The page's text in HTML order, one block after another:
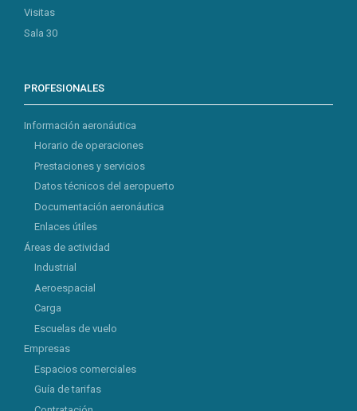
Visitas
Sala 30
PROFESIONALES
Información aeronáutica
Horario de operaciones
Prestaciones y servicios
Datos técnicos del aeropuerto
Documentación aeronáutica
Enlaces útiles
Áreas de actividad
Industrial
Aeroespacial
Carga
Escuelas de vuelo
Empresas
Espacios comerciales
Guía de tarifas